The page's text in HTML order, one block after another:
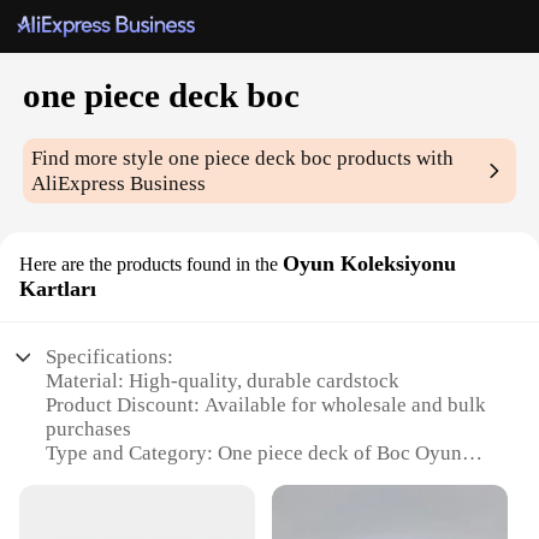
one piece deck boc
Find more styleone piece deck boc products with
AliExpress Business
Here are the products found in the Oyun Koleksiyonu
Kartları
Specifications:
Material: High-quality, durable cardstock
Product Discount: Available for wholesale and bulk
purchases
Type and Category: One piece deck of Boc Oyun
Design and Style: Featuring iconic One Piece